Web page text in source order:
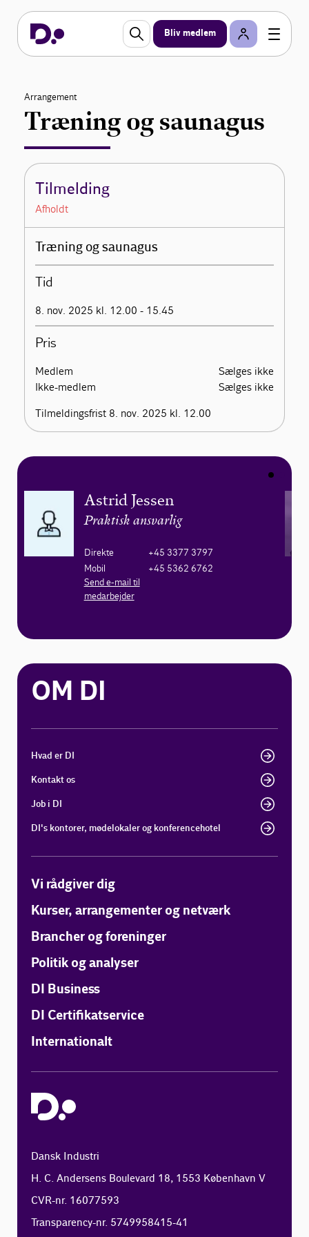
Bliv medlem
Arrangement
Træning og saunagus
Tilmelding
Afholdt
Træning og saunagus
Tid
8. nov. 2025 kl. 12.00 - 15.45
Pris
Medlem
Sælges ikke
Ikke-medlem
Sælges ikke
Tilmeldingsfrist 8. nov. 2025 kl. 12.00
Astrid Jessen
Praktisk ansvarlig
Direkte
+45 3377 3797
Mobil
+45 5362 6762
Send e-mail til
medarbejder
OM DI
Hvad er DI
Kontakt os
Job i DI
DI's kontorer, mødelokaler og konferencehotel
Vi rådgiver dig
Kurser, arrangementer og netværk
Brancher og foreninger
Politik og analyser
DI Business
DI Certifikatservice
Internationalt
Dansk Industri
H. C. Andersens Boulevard 18, 1553 København V
CVR-nr. 16077593
Transparency-nr. 5749958415-41